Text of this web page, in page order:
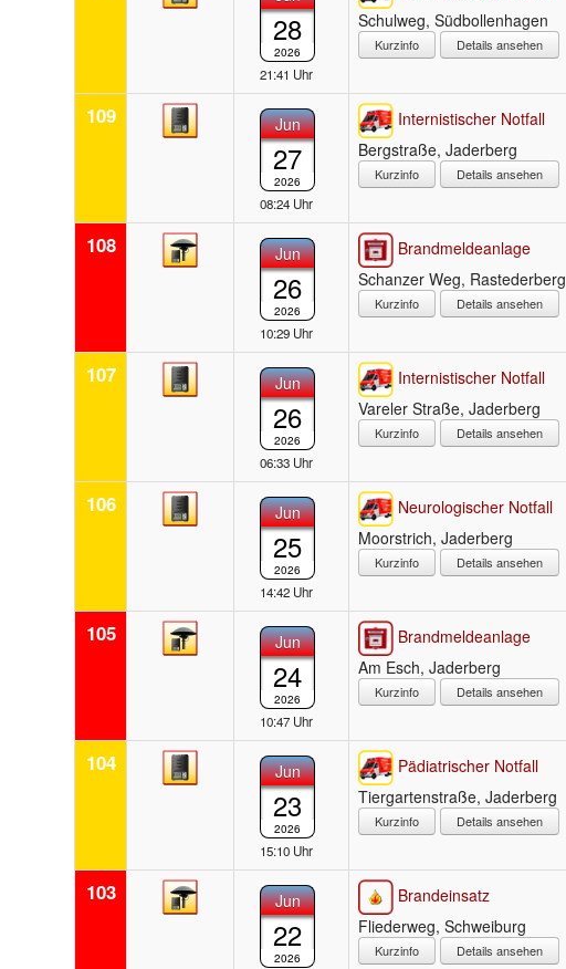
28
2026
21:41 Uhr
Schulweg, Südbollenhagen
Details ansehen
109 Jun
27
2026
08:24 Uhr
Internistischer Notfall
Bergstraße, Jaderberg
Details ansehen
108 Jun
26
2026
10:29 Uhr
Brandmeldeanlage
Schanzer Weg, Rastederberg
Details ansehen
107 Jun
26
2026
06:33 Uhr
Internistischer Notfall
Vareler Straße, Jaderberg
Details ansehen
106 Jun
25
2026
14:42 Uhr
Neurologischer Notfall
Moorstrich, Jaderberg
Details ansehen
105 Jun
24
2026
10:47 Uhr
Brandmeldeanlage
Am Esch, Jaderberg
Details ansehen
104 Jun
23
2026
15:10 Uhr
Pädiatrischer Notfall
Tiergartenstraße, Jaderberg
Details ansehen
103 Jun
22
2026
Brandeinsatz
Fliederweg, Schweiburg
Details ansehen